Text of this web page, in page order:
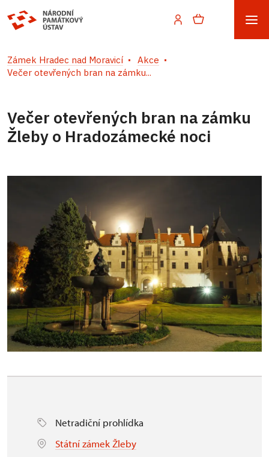
Zámek Hradec nad Moravicí
Akce
Večer otevřených bran na zámku...
Večer otevřených bran na zámku
Žleby o Hradozámecké noci
Netradiční prohlídka
Státní zámek Žleby